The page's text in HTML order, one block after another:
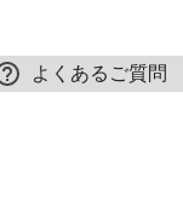
よくあるご質問